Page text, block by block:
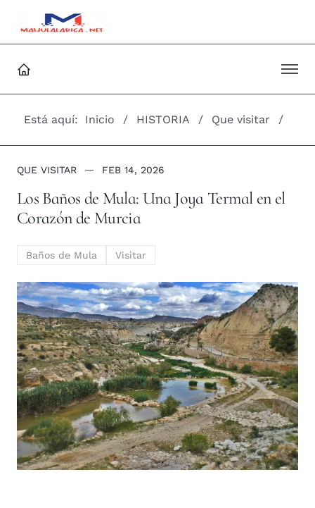
Está aquí: Inicio HISTORIA Que visitar
QUE VISITAR FEB 14, 2026
Los Baños de Mula: Una Joya Termal en el
Corazón de Murcia
Baños de Mula Visitar